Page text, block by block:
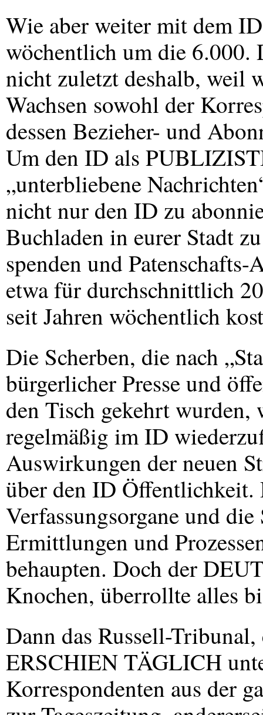
Wie aber weiter mit dem
wöchentlich um die 6.000.
nicht zuletzt deshalb, weil
Wachsen sowohl der
dessen Bezieher- und
Um den ID als
„unterbliebene
nicht nur den ID zu
Buchladen in eurer Stadt
spenden und
etwa für durchschnittlich
seit Jahren wöchentlich
Die Scherben, die nach
bürgerlicher Presse und
den Tisch gekehrt
regelmäßig im ID
Auswirkungen der neuen
über den ID
Verfassungsorgane und
Ermittlungen und
behaupten. Doch der
Knochen, überrollte alles
Dann das Russell-
ERSCHIENTÄGLICH
Korrespondenten aus der